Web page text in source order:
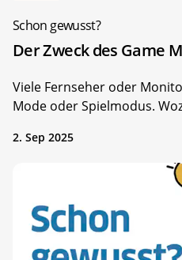
Schon gewusst?
Der Zweck des Game
Viele Fernseher oder
Mode oder Spielmodus.
2. Sep 2025